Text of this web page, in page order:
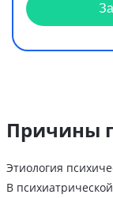
Причины
Этиология
В